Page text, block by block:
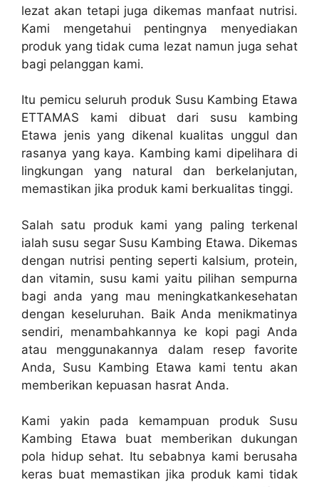
lezat akan tetapi juga dikemas manfaat nutrisi.
Kami mengetahui pentingnya menyediakan
produk yang tidak cuma lezat namun juga sehat
bagi pelanggan kami.
Itu pemicu seluruh produk Susu Kambing Etawa
ETTAMAS kami dibuat dari susu kambing
Etawa jenis yang dikenal kualitas unggul dan
rasanya yang kaya. Kambing kami dipelihara di
lingkungan yang natural dan berkelanjutan,
memastikan jika produk kami berkualitas tinggi.
Salah satu produk kami yang paling terkenal
ialah susu segar Susu Kambing Etawa. Dikemas
dengan nutrisi penting seperti kalsium, protein,
dan vitamin, susu kami yaitu pilihan sempurna
bagi anda yang mau meningkatkankesehatan
dengan keseluruhan. Baik Anda menikmatinya
sendiri, menambahkannya ke kopi pagi Anda
atau menggunakannya dalam resep favorite
Anda, Susu Kambing Etawa kami tentu akan
memberikan kepuasan hasrat Anda.
Kami yakin pada kemampuan produk Susu
Kambing Etawa buat memberikan dukungan
pola hidup sehat. Itu sebabnya kami berusaha
keras buat memastikan jika produk kami tidak